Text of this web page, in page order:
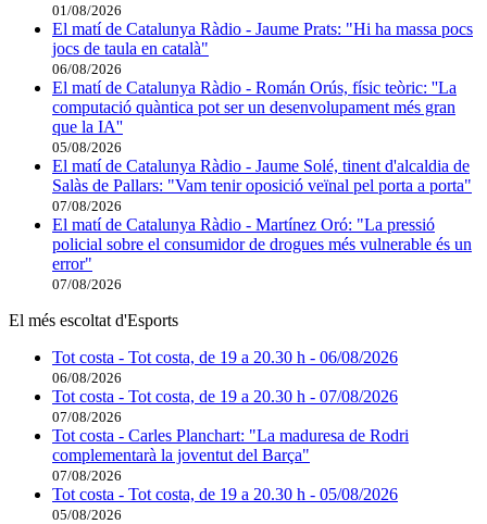
01/08/2026
El matí de Catalunya Ràdio - Jaume Prats: "Hi ha massa pocs
jocs de taula en català"
06/08/2026
El matí de Catalunya Ràdio - Román Orús, físic teòric: ''La
computació quàntica pot ser un desenvolupament més gran
que la IA''
05/08/2026
El matí de Catalunya Ràdio - Jaume Solé, tinent d'alcaldia de
Salàs de Pallars: "Vam tenir oposició veïnal pel porta a porta"
07/08/2026
El matí de Catalunya Ràdio - Martínez Oró: "La pressió
policial sobre el consumidor de drogues més vulnerable és un
error"
07/08/2026
El més escoltat d'Esports
Tot costa - Tot costa, de 19 a 20.30 h - 06/08/2026
06/08/2026
Tot costa - Tot costa, de 19 a 20.30 h - 07/08/2026
07/08/2026
Tot costa - Carles Planchart: "La maduresa de Rodri
complementarà la joventut del Barça"
07/08/2026
Tot costa - Tot costa, de 19 a 20.30 h - 05/08/2026
05/08/2026